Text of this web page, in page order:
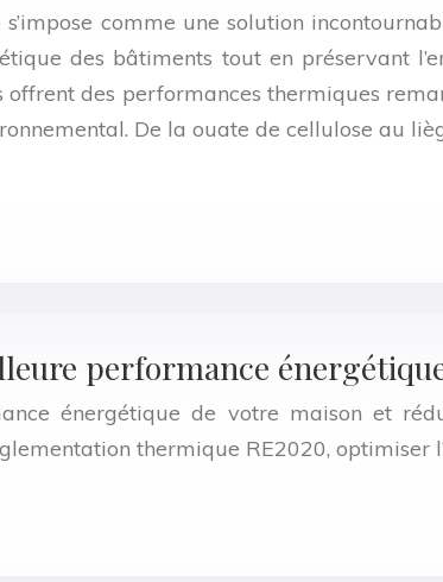
s’impose comme une solution
des bâtiments tout en préservant
des performances thermiques
De la ouate de cellulose au
performance
énergétique de votre maison et
thermique RE2020, optimiser